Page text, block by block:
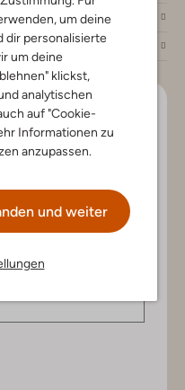
um deine
dir personalisierte
um deine
klickst,
analytischen
auf "Cookie-
Informationen zu
anzupassen.
und weiter
neuesten Artikeln und
im